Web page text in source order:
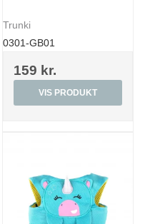
Trunki
0301-GB01
159 kr.
VIS PRODUKT